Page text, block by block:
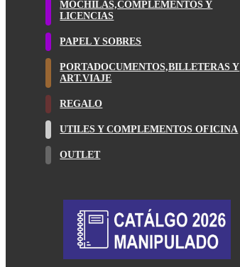
MOCHILAS,COMPLEMENTOS Y
LICENCIAS
PAPEL Y SOBRES
PORTADOCUMENTOS,BILLETERAS Y
ART.VIAJE
REGALO
UTILES Y COMPLEMENTOS OFICINA
OUTLET